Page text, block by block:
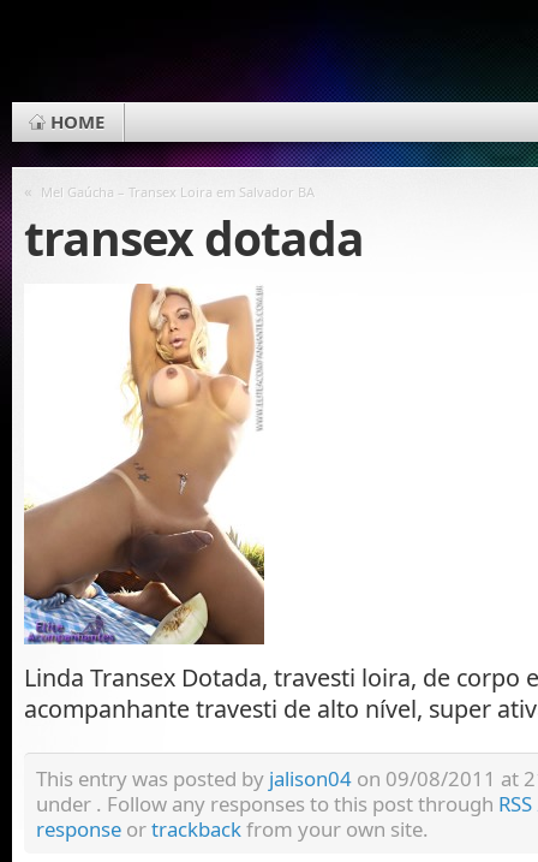
HOME
« Mel Gaúcha – Transex Loira em Salvador BA
transex dotada
Linda Transex Dotada, travesti loira, de corpo
acompanhante travesti de alto nível, super
This entry was posted by jalison04 on 09/08/2011 at
under . Follow any responses to this post through
response ortrackbackfrom your own site.